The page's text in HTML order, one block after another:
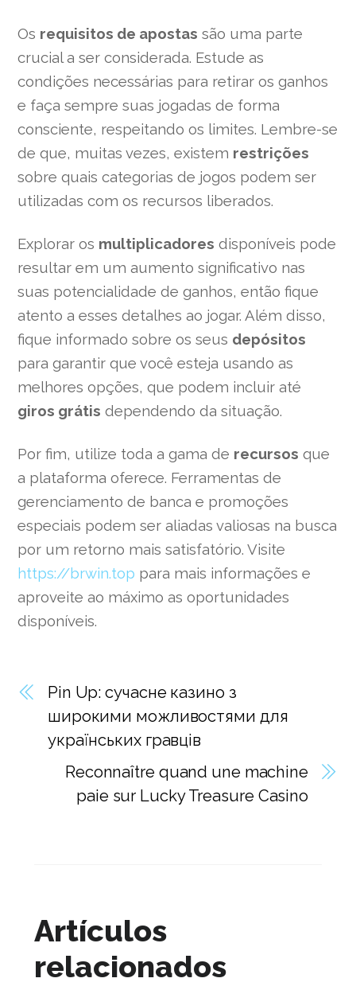
Os requisitos de apostas são uma parte
crucial a ser considerada. Estude as
condições necessárias para retirar os ganhos
e faça sempre suas jogadas de forma
consciente, respeitando os limites. Lembre-se
de que, muitas vezes, existem restrições
sobre quais categorias de jogos podem ser
utilizadas com os recursos liberados.
Explorar os multiplicadores disponíveis pode
resultar em um aumento significativo nas
suas potencialidade de ganhos, então fique
atento a esses detalhes ao jogar. Além disso,
fique informado sobre os seus depósitos
para garantir que você esteja usando as
melhores opções, que podem incluir até
giros grátis dependendo da situação.
Por fim, utilize toda a gama de recursos que
a plataforma oferece. Ferramentas de
gerenciamento de banca e promoções
especiais podem ser aliadas valiosas na busca
por um retorno mais satisfatório. Visite
https://brwin.top para mais informações e
aproveite ao máximo as oportunidades
disponíveis.
Pin Up: сучасне казино з
широкими можливостями для
українських гравців
Reconnaître quand une machine
paie sur Lucky Treasure Casino
Artículos
relacionados